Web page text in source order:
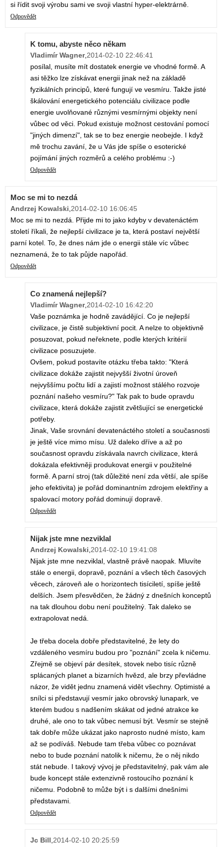
si řídit svoji výrobu sami ve svoji vlastní hyper-elektrárně.
Odpovědět
K tomu, abyste něco někam
Vladimír Wagner,2014-02-10 22:46:41
posílal, musíte mít dostatek energie ve vhodné formě. A
asi těžko lze získávat energii jinak než na základě
fyzikálních principů, které fungují ve vesmíru. Takže jisté
škálování energetického potenciálu civilizace podle
energie uvolňované různými vesmírnými objekty není
vůbec od věci. Pokud existuje možnost cestování pomocí
"jiných dimenzí", tak se to bez energie neobejde. I když
mě trochu zavání, že u Vás jde spíše o esoterické
pojímání jiných rozměrů a celého problému :-)
Odpovědět
Moc se mi to nezdá
Andrzej Kowalski,2014-02-10 16:06:45
Moc se mi to nezdá. Přijde mi to jako kdyby v devatenáctém
století říkali, že nejlepší civilizace je ta, která postaví největší
parní kotel. To, že dnes nám jde o energii stále víc vůbec
neznamená, že to tak půjde napořád.
Odpovědět
Co znamená nejlepší?
Vladimír Wagner,2014-02-10 16:42:20
Vaše poznámka je hodně zavádějící. Co je nejlepší
civilizace, je čistě subjektivní pocit. A nelze to objektivně
posuzovat, pokud neřeknete, podle kterých kritérií
civilizace posuzujete.
Ovšem, pokud postavíte otázku třeba takto: "Která
civilizace dokáže zajistit nejvyšší životní úroveň
nejvyššímu počtu lidí a zajistí možnost stálého rozvoje
poznání našeho vesmíru?" Tak pak to bude opravdu
civilizace, která dokáže zajistit zvětšující se energetické
potřeby.
Jinak, Vaše srovnání devatenáctého století a současnosti
je ještě více mimo mísu. Už daleko dříve a až po
současnost opravdu získávala navrch civilizace, která
dokázala efektivněji produkovat energii v použitelné
formě. A parní stroj (tak důležité není zda větší, ale spíše
jeho efektivita) je pořád dominantním zdrojem elektřiny a
spalovací motory pořád dominují dopravě.
Odpovědět
Nijak jste mne nezviklal
Andrzej Kowalski,2014-02-10 19:41:08
Nijak jste mne nezviklal, vlastně právě naopak. Mluvíte
stále o energii, dopravě, poznání a všech těch časových
věcech, zároveň ale o horizontech tisíciletí, spíše ještě
delších. Jsem přesvědčen, že žádný z dnešních konceptů
na tak dlouhou dobu není použitelný. Tak daleko se
extrapolovat nedá.
Je třeba docela dobře představitelné, že lety do
vzdáleného vesmíru budou pro "poznání" zcela k ničemu.
Zřejmě se objeví pár desítek, stovek nebo tisíc různě
splácaných planet a bizarních hvězd, ale brzy převládne
názor, že vidět jednu znamená vidět všechny. Optimisté a
snílci si představují vesmír jako obrovský lunapark, ve
kterém budou s nadšením skákat od jedné atrakce ke
druhé, ale ono to tak vůbec nemusí být. Vesmír se stejně
tak dobře může ukázat jako naprosto nudné místo, kam
až se podíváš. Nebude tam třeba vůbec co poznávat
nebo to bude poznání natolik k ničemu, že o něj nikdo
stát nebude. I takový vývoj je představitelný, pak vám ale
bude koncept stále extenzivně rostoucího poznání k
ničemu. Podobně to může být i s dalšími dnešními
představami.
Odpovědět
Jc Bill,2014-02-10 20:25:59